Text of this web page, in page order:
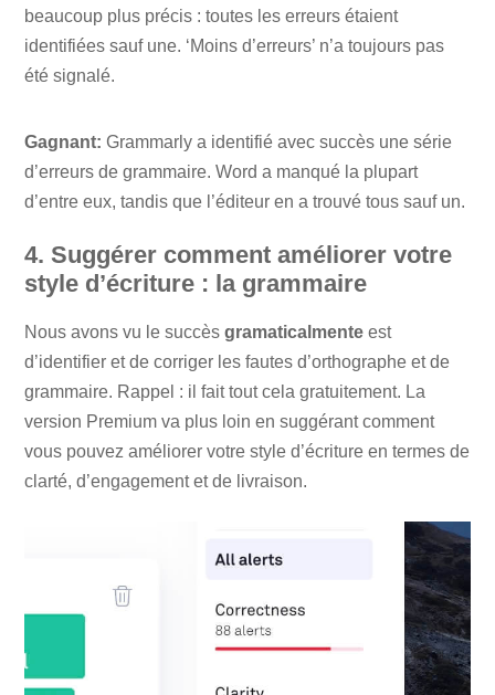
beaucoup plus précis : toutes les erreurs étaient
identifiées sauf une. ‘Moins d’erreurs’ n’a toujours pas
été signalé.
Gagnant: Grammarly a identifié avec succès une série
d’erreurs de grammaire. Word a manqué la plupart
d’entre eux, tandis que l’éditeur en a trouvé tous sauf un.
4. Suggérer comment améliorer votre
style d’écriture : la grammaire
Nous avons vu le succèsgramaticalmente est
d’identifier et de corriger les fautes d’orthographe et de
grammaire. Rappel : il fait tout cela gratuitement. La
version Premium va plus loin en suggérant comment
vous pouvez améliorer votre style d’écriture en termes de
clarté, d’engagement et de livraison.